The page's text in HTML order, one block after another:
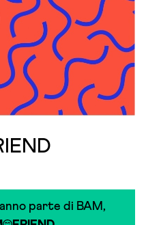
parte di BAM,